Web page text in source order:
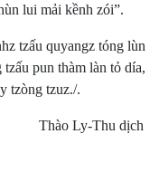
lui mải kềnh zói”.
tzấu quyangz tóng lùn
pun thàm làn tỏ día,
tzòng tzuz./.
dịch